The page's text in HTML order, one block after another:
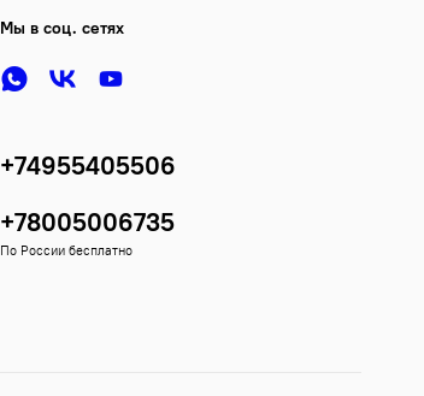
Мы в соц. сетях
+74955405506
+78005006735
По России бесплатно